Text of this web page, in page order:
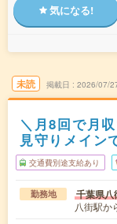
気になる!
未読 掲載日 2026/07/
＼月8回で月
見守りメイン
交通費別途支給あり
勤務地 千葉県八
八街駅か